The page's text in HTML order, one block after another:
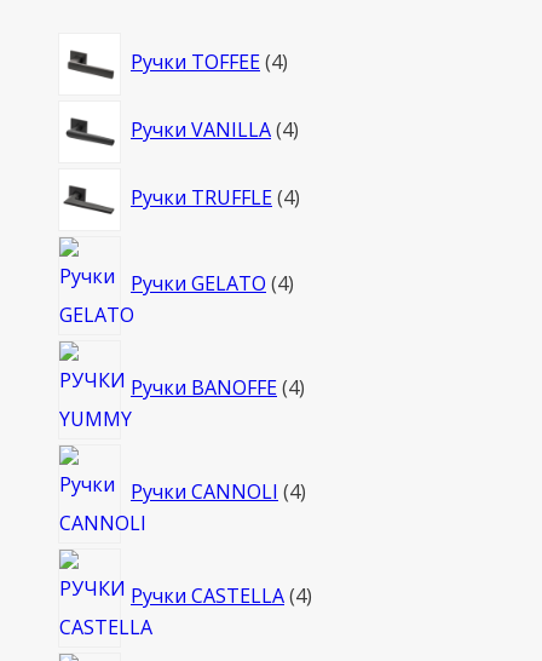
Ручки TOFFEE 44
Ручки VANILLA 44
Ручки TRUFFLE 44
Ручки GELATO 4товара
Ручки BANOFFE 4товара
Ручки CANNOLI 4товара
Ручки CASTELLA 4товара